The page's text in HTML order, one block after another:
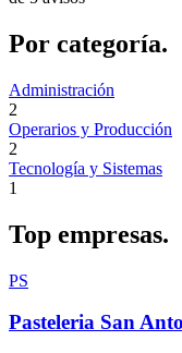
Por categoría.
Administración
2
Operarios y Producción
2
Tecnología y Sistemas
1
Top empresas.
PS
Pasteleria San